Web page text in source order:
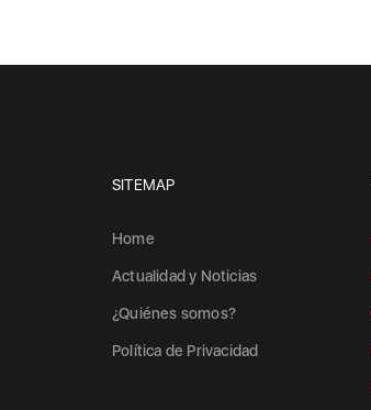
SITEMAP
Home
Actualidad y Noticias
¿Quiénes somos?
Política de Privacidad